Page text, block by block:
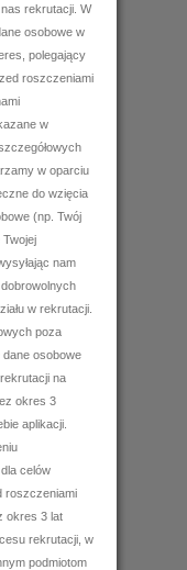
rekrutacji. W
osobowe w
polegający
roszczeniami
w
w oparciu
do wzięcia
(np. Twój
nam
w rekrutacji.
poza
osobowe
na
okres 3
aplikacji.
celów
roszczeniami
okres 3 lat
rekrutacji, w
podmiotom